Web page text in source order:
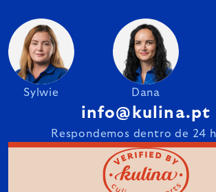
Sylwie Dana
info@kulina.pt
Respondemos dentro de 24